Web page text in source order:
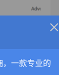
×
，一款专业的